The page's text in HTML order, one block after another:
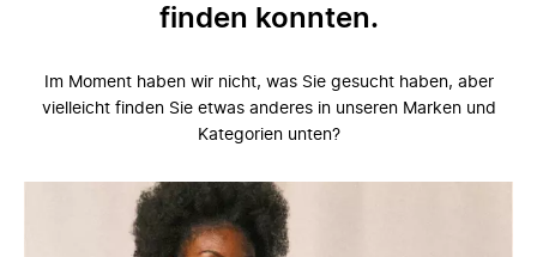
finden konnten.
Im Moment haben wir nicht, was Sie gesucht haben, aber
vielleicht finden Sie etwas anderes in unseren Marken und
Kategorien unten?